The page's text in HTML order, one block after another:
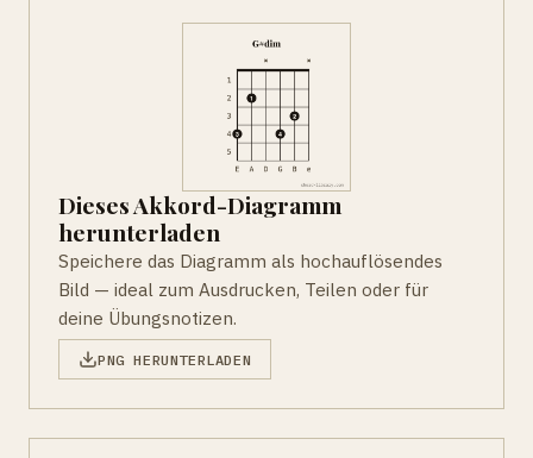
Dieses Akkord-Diagramm
herunterladen
Speichere das Diagramm als hochauflösendes
Bild — ideal zum Ausdrucken, Teilen oder für
deine Übungsnotizen.
PNG HERUNTERLADEN